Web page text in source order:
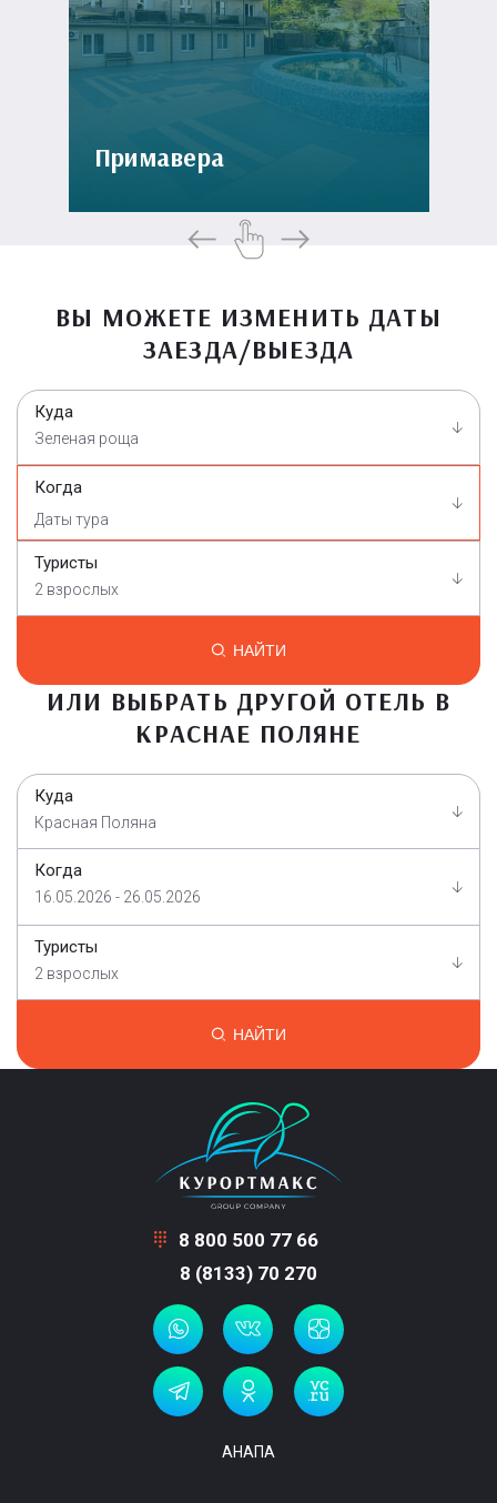
Примавера
ВЫ МОЖЕТЕ ИЗМЕНИТЬ ДАТЫ
ЗАЕЗДА/ВЫЕЗДА
Куда
Зеленая роща
Когда
Туристы
2 взрослых
НАЙТИ
ИЛИ ВЫБРАТЬ ДРУГОЙ ОТЕЛЬ В
КРАСНАЕ ПОЛЯНЕ
Куда
Красная Поляна
Когда
16.05.2026 - 26.05.2026
Туристы
2 взрослых
НАЙТИ
8 800 500 77 66
8 (8133) 70 270
АНАПА